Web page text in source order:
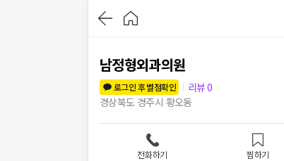
남정형외과의원
로그인 후 별점확인
리뷰0
경상북도 경주시 황오동
전화하기 찜하기